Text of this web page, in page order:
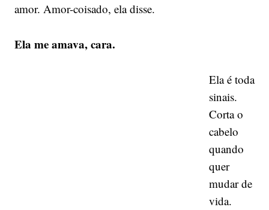
amor. Amor-coisado, ela disse.
Ela me amava, cara.
Ela é toda
sinais.
Corta o
cabelo
quando
quer
mudar de
vida.